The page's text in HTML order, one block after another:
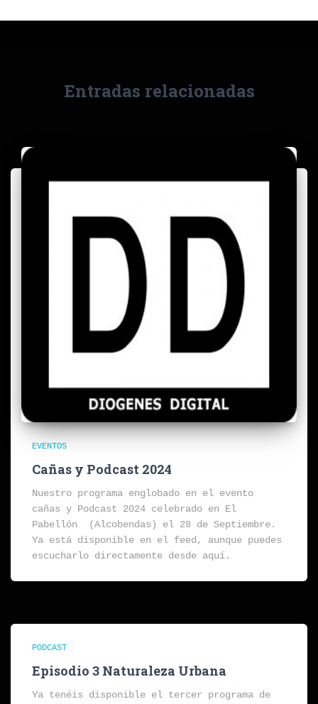
Entradas relacionadas
EVENTOS
Cañas y Podcast 2024
Nuestro programa englobado en el evento
cañas y Podcast 2024 celebrado en El
Pabellón (Alcobendas) el 28 de Septiembre.
Ya está disponible en el feed, aunque puedes
escucharlo directamente desde aquí.
PODCAST
Episodio 3 Naturaleza Urbana
Ya tenéis disponible el tercer programa de